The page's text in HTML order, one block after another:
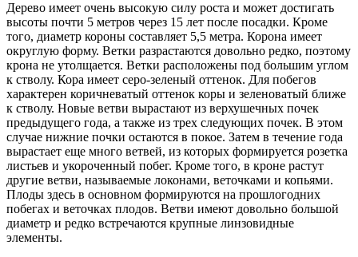
Дерево имеет очень высокую силу роста и может достигать
высоты почти 5 метров через 15 лет после посадки. Кроме
того, диаметр короны составляет 5,5 метра. Корона имеет
округлую форму. Ветки разрастаются довольно редко, поэтому
крона не утолщается. Ветки расположены под большим углом
к ​​стволу. Кора имеет серо-зеленый оттенок. Для побегов
характерен коричневатый оттенок коры и зеленоватый ближе
к стволу. Новые ветви вырастают из верхушечных почек
предыдущего года, а также из трех следующих почек. В этом
случае нижние почки остаются в покое. Затем в течение года
вырастает еще много ветвей, из которых формируется розетка
листьев и укороченный побег. Кроме того, в кроне растут
другие ветви, называемые локонами, веточками и копьями.
Плоды здесь в основном формируются на прошлогодних
побегах и веточках плодов. Ветви имеют довольно большой
диаметр и редко встречаются крупные линзовидные
элементы.